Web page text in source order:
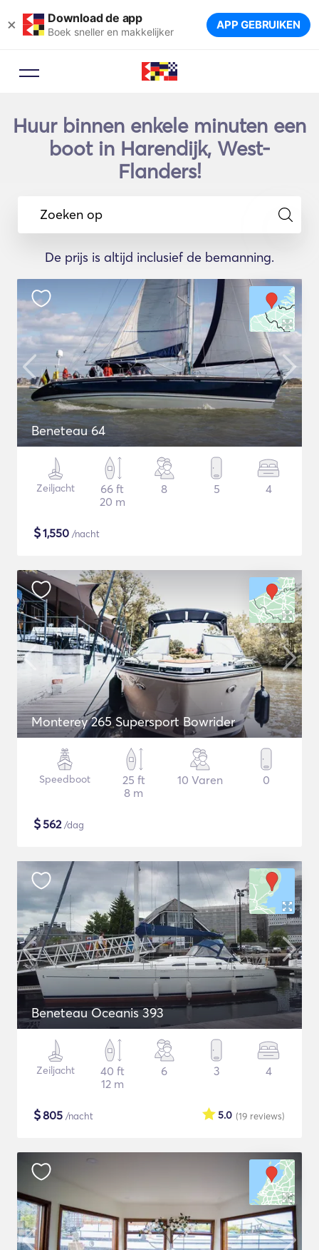
× Download de app
Boek sneller en makkelijker APP GEBRUIKEN
Huur binnen enkele minuten een
boot in Harendijk, West-
Flanders!
Zoeken op
De prijs is altijd inclusief de bemanning.
Beneteau 64
Zeiljacht
66 ft
20 m
8 5 4
$1,550 /nacht
Monterey 265 Supersport Bowrider
Speedboot
25 ft
8 m
10 Varen 0
$562/dag
Beneteau Oceanis 393
Zeiljacht
40 ft
12 m
6 3 4
$805 /nacht (19 reviews)
5.0